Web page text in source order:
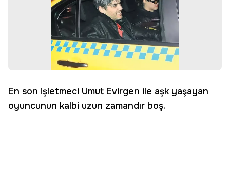
En son işletmeci Umut Evirgen ile aşk yaşayan
oyuncunun kalbi uzun zamandır boş.